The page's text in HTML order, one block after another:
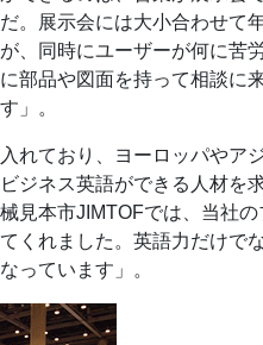
。展示会には大小合わせて
、同時にユーザーが何に苦
部品や図面を持って相談に
」。
れており、ヨーロッパやア
ジネス英語ができる人材を
見本市JIMTOFでは、当社
くれました。英語力だけで
っています」。